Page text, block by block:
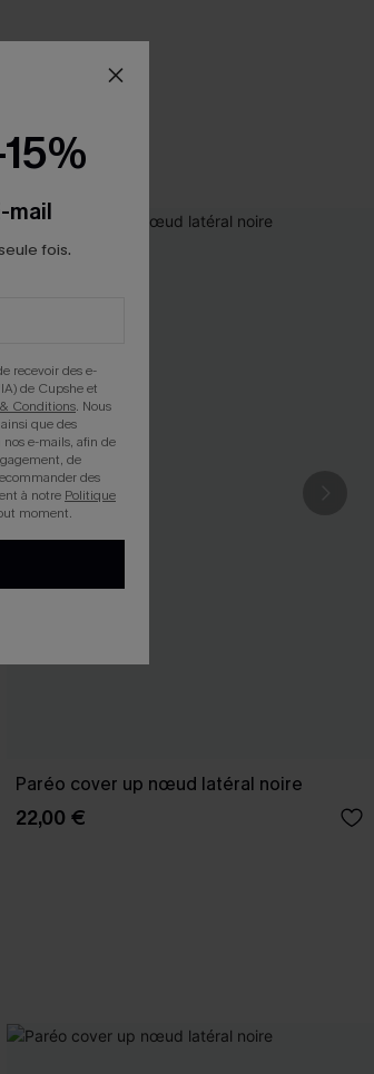
Paréo cover up nœud latéral noire
22,00 €
mail
fois.
recevoir des e-
de Cupshe et
Conditions. Nous
que des
nos e-mails, afin de
de
des
à notre Politique
moment.